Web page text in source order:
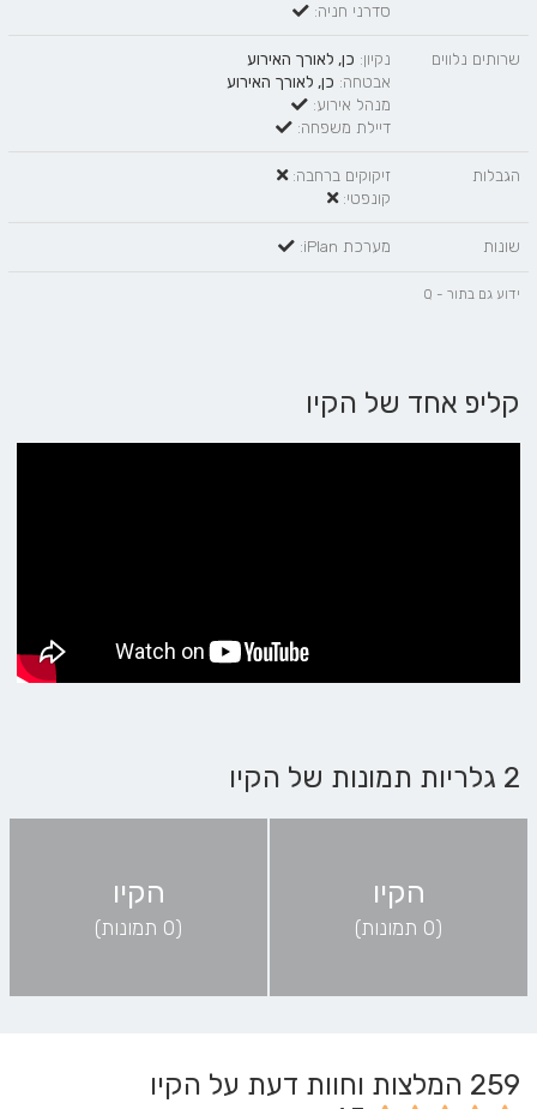
סדרני חניה:
שרותים נלווים נקיון: כן, לאורך האירוע
אבטחה: כן, לאורך האירוע
מנהל אירוע:
דיילת משפחה:
הגבלות
זיקוקים ברחבה:
קונפטי:
שונות מערכת iPlan:
ידוע גם בתור - Q
קליפ אחד של הקיו
2 גלריות תמונות של הקיו
הקיו
(0 תמונות)
הקיו
(0 תמונות)
259 המלצות וחוות דעת על הקיו